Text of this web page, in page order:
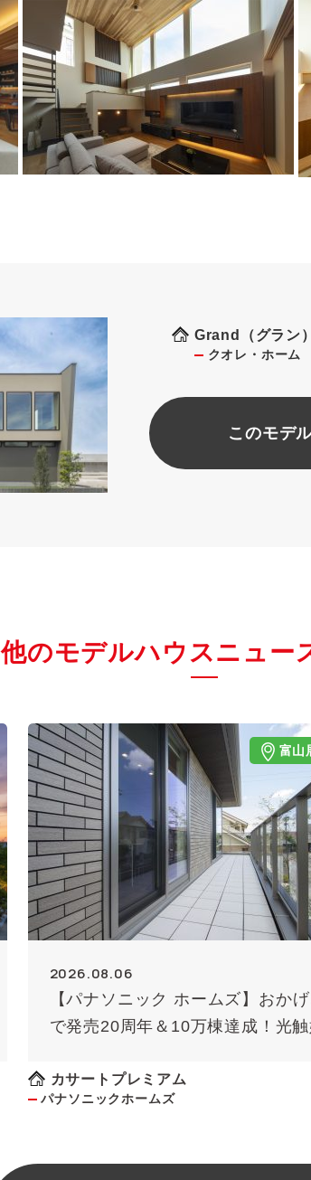
Grand（グラン）
クオレ・ホーム
このモデ
他のモデルハウスニュー
富山
2026.08.06
【パナソニック ホームズ】おかげ
で発売20周年＆10万棟達成！光触
カサートプレミアム
パナソニックホームズ